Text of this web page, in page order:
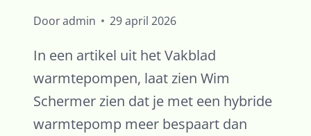
Dooradmin 29 april 2026
In een artikel uit het Vakblad
warmtepompen, laat zien Wim
Schermer zien dat je met een hybride
warmtepomp meer bespaart dan